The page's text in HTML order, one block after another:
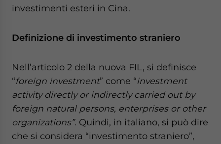
investimenti esteri in Cina.
Definizione di investimento straniero
Nell’articolo 2 della nuova FIL, si definisce
“foreign investment” come “investment
activity directly or indirectly carried out by
foreign natural persons, enterprises or other
organizations”. Quindi, in italiano, si può dire
che si considera “investimento straniero”,